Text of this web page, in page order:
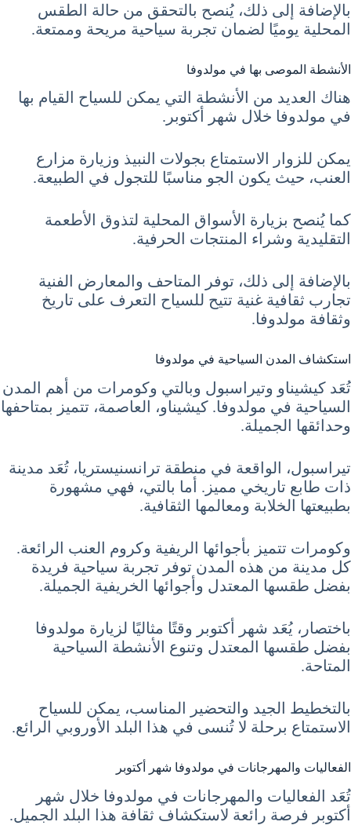
بالإضافة إلى ذلك، يُنصح بالتحقق من حالة الطقس
المحلية يوميًا لضمان تجربة سياحية مريحة وممتعة.
الأنشطة الموصى بها في مولدوفا
هناك العديد من الأنشطة التي يمكن للسياح القيام بها
في مولدوفا خلال شهر أكتوبر.
يمكن للزوار الاستمتاع بجولات النبيذ وزيارة مزارع
العنب، حيث يكون الجو مناسبًا للتجول في الطبيعة.
كما يُنصح بزيارة الأسواق المحلية لتذوق الأطعمة
التقليدية وشراء المنتجات الحرفية.
بالإضافة إلى ذلك، توفر المتاحف والمعارض الفنية
تجارب ثقافية غنية تتيح للسياح التعرف على تاريخ
وثقافة مولدوفا.
استكشاف المدن السياحية في مولدوفا
تُعَد كيشيناو وتيراسبول وبالتي وكومرات من أهم المدن
السياحية في مولدوفا. كيشيناو، العاصمة، تتميز بمتاحفها
وحدائقها الجميلة.
تيراسبول، الواقعة في منطقة ترانسنيستريا، تُعَد مدينة
ذات طابع تاريخي مميز. أما بالتي، فهي مشهورة
بطبيعتها الخلابة ومعالمها الثقافية.
وكومرات تتميز بأجوائها الريفية وكروم العنب الرائعة.
كل مدينة من هذه المدن توفر تجربة سياحية فريدة
بفضل طقسها المعتدل وأجوائها الخريفية الجميلة.
باختصار، يُعَد شهر أكتوبر وقتًا مثاليًا لزيارة مولدوفا
بفضل طقسها المعتدل وتنوع الأنشطة السياحية
المتاحة.
بالتخطيط الجيد والتحضير المناسب، يمكن للسياح
الاستمتاع برحلة لا تُنسى في هذا البلد الأوروبي الرائع.
الفعاليات والمهرجانات في مولدوفا شهر أكتوبر
تُعَد الفعاليات والمهرجانات في مولدوفا خلال شهر
أكتوبر فرصة رائعة لاستكشاف ثقافة هذا البلد الجميل.